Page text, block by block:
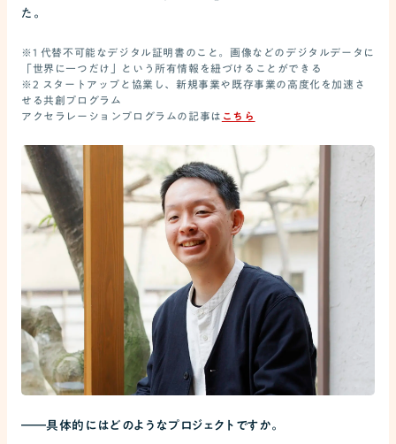
た。
※1 代替不可能なデジタル証明書のこと。画像などのデジタルデータに
「世界に一つだけ」という所有情報を紐づけることができる
※2 スタートアップと協業し、新規事業や既存事業の高度化を加速さ
せる共創プログラム
アクセラレーションプログラムの記事は こちら
――具体的にはどのようなプロジェクトですか。